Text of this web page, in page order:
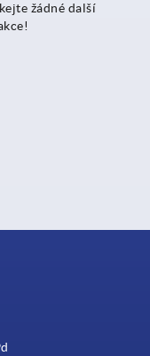
žádné další